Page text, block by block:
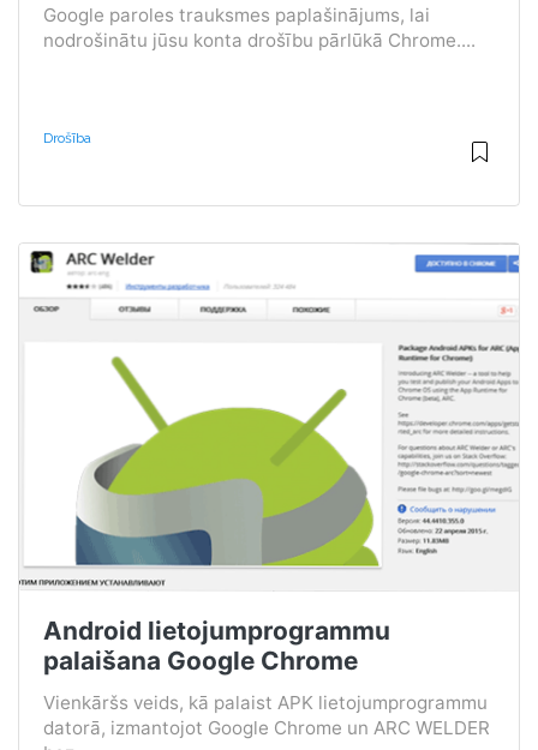
Google paroles trauksmes paplašinājums, lai
nodrošinātu jūsu konta drošību pārlūkā Chrome....
Drošība
Android lietojumprogrammu
palaišana Google Chrome
Vienkāršs veids, kā palaist APK lietojumprogrammu
datorā, izmantojot Google Chrome un ARC WELDER